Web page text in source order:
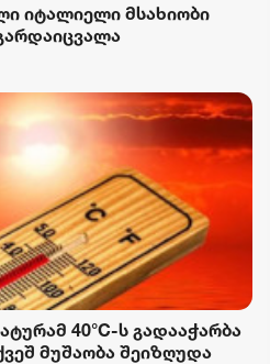
იტალიელი მსახიობი
40°C-ს გადააჭარბა
მუშაობა შეიზღუდა